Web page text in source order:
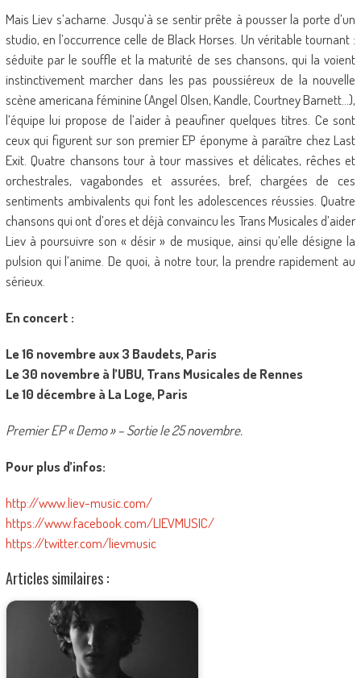
Mais Liev s’acharne. Jusqu’à se sentir prête à pousser la porte d’un
studio, en l’occurrence celle de Black Horses. Un véritable tournant :
séduite par le souffle et la maturité de ses chansons, qui la voient
instinctivement marcher dans les pas poussiéreux de la nouvelle
scène americana féminine (Angel Olsen, Kandle, Courtney Barnett…),
l’équipe lui propose de l’aider à peaufiner quelques titres. Ce sont
ceux qui figurent sur son premier EP éponyme à paraître chez Last
Exit. Quatre chansons tour à tour massives et délicates, rêches et
orchestrales, vagabondes et assurées, bref, chargées de ces
sentiments ambivalents qui font les adolescences réussies. Quatre
chansons qui ont d’ores et déjà convaincu les Trans Musicales d’aider
Liev à poursuivre son « désir » de musique, ainsi qu’elle désigne la
pulsion qui l’anime. De quoi, à notre tour, la prendre rapidement au
sérieux.
En concert :
Le 16 novembre aux 3 Baudets, Paris
Le 30 novembre à l’UBU, Trans Musicales de Rennes
Le 10 décembre à La Loge, Paris
Premier EP « Demo » – Sortie le 25 novembre.
Pour plus d’infos:
http://www.liev-music.com/
https://www.facebook.com/LIEVMUSIC/
https://twitter.com/lievmusic
Articles similaires :